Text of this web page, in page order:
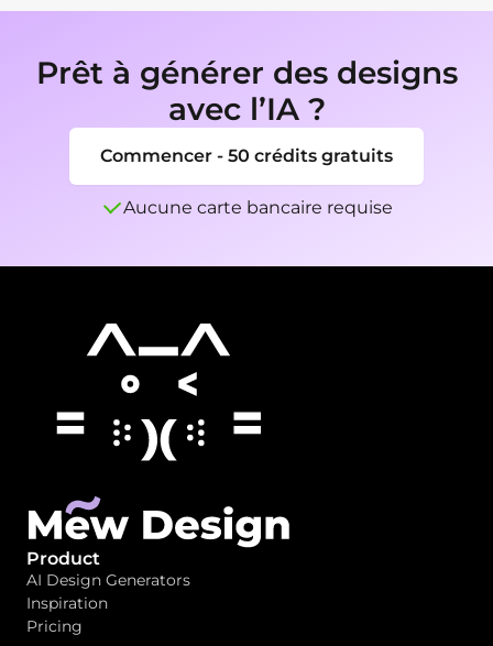
Prêt à générer des designs
avec l’IA ?
Commencer - 50 crédits gratuits
Aucune carte bancaire requise
Product
AI Design Generators
Inspiration
Pricing